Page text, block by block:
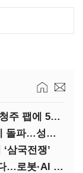
SK하이닉스 “AI 수요 대응”…용인·청주 팹에 54조 투자
삼전-포스텍, 초고적층 3D 낸드 한계 돌파…성능·전력효율 개선
삼국전쟁’
구광모-젠슨 황, 두 달 만에 또 만난다…로봇·AI 등 논의